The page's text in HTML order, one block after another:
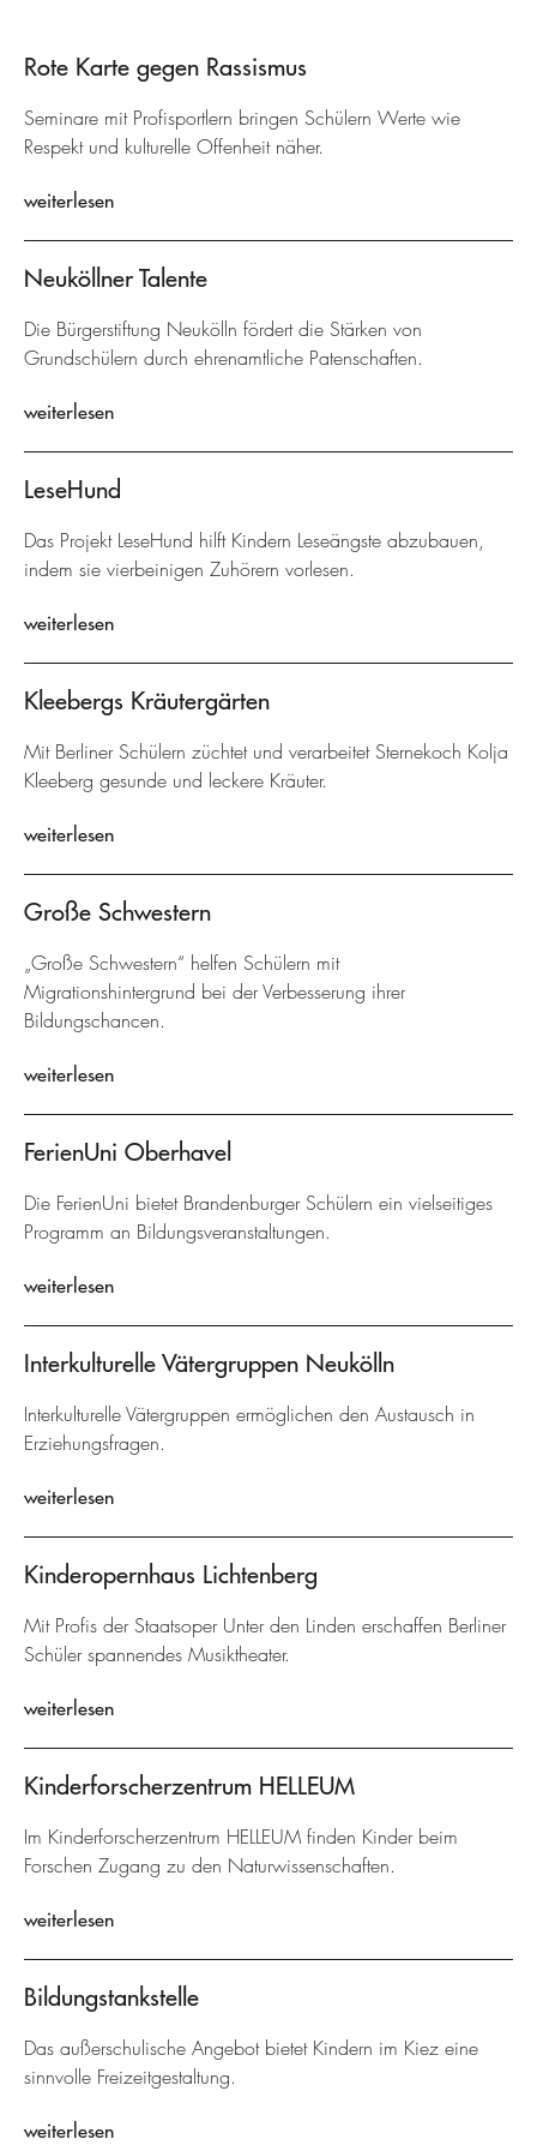
Rote Karte gegen Rassismus
Seminare mit Profisportlern bringen Schülern Werte wie
Respekt und kulturelle Offenheit näher.
weiterlesen
Neuköllner Talente
Die Bürgerstiftung Neukölln fördert die Stärken von
Grundschülern durch ehrenamtliche Patenschaften.
weiterlesen
LeseHund
Das Projekt LeseHund hilft Kindern Leseängste abzubauen,
indem sie vierbeinigen Zuhörern vorlesen.
weiterlesen
Kleebergs Kräutergärten
Mit Berliner Schülern züchtet und verarbeitet Sternekoch Kolja
Kleeberg gesunde und leckere Kräuter.
weiterlesen
Große Schwestern
„Große Schwestern“ helfen Schülern mit
Migrationshintergrund bei der Verbesserung ihrer
Bildungschancen.
weiterlesen
FerienUni Oberhavel
Die FerienUni bietet Brandenburger Schülern ein vielseitiges
Programm an Bildungsveranstaltungen.
weiterlesen
Interkulturelle Vätergruppen Neukölln
Interkulturelle Vätergruppen ermöglichen den Austausch in
Erziehungsfragen.
weiterlesen
Kinderopernhaus Lichtenberg
Mit Profis der Staatsoper Unter den Linden erschaffen Berliner
Schüler spannendes Musiktheater.
weiterlesen
Kinderforscherzentrum HELLEUM
Im Kinderforscherzentrum HELLEUM finden Kinder beim
Forschen Zugang zu den Naturwissenschaften.
weiterlesen
Bildungstankstelle
Das außerschulische Angebot bietet Kindern im Kiez eine
sinnvolle Freizeitgestaltung.
weiterlesen